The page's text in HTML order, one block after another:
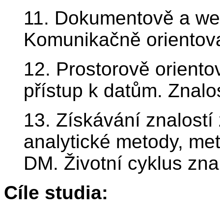
11. Dokumentově a
Komunikačně
12. Prostorově
přístup k datům.
13. Získávání
analytické metody,
DM. Životní cyklus
Cíle studia: